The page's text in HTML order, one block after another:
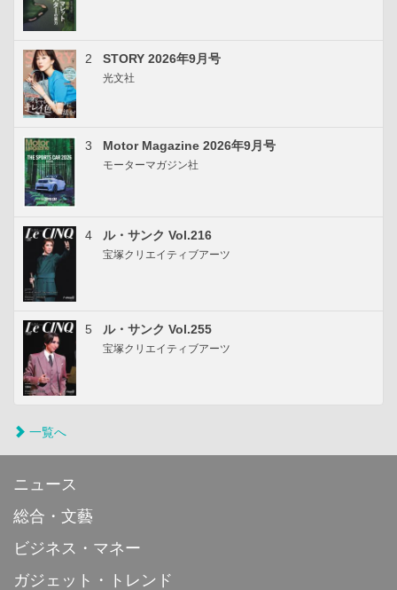
2 STORY 2026年9月号
光文社
3 Motor Magazine 2026年9月号
モーターマガジン社
4 ル・サンク Vol.216
宝塚クリエイティブアーツ
5 ル・サンク Vol.255
宝塚クリエイティブアーツ
一覧へ
ニュース
総合・文藝
ビジネス・マネー
ガジェット・トレンド